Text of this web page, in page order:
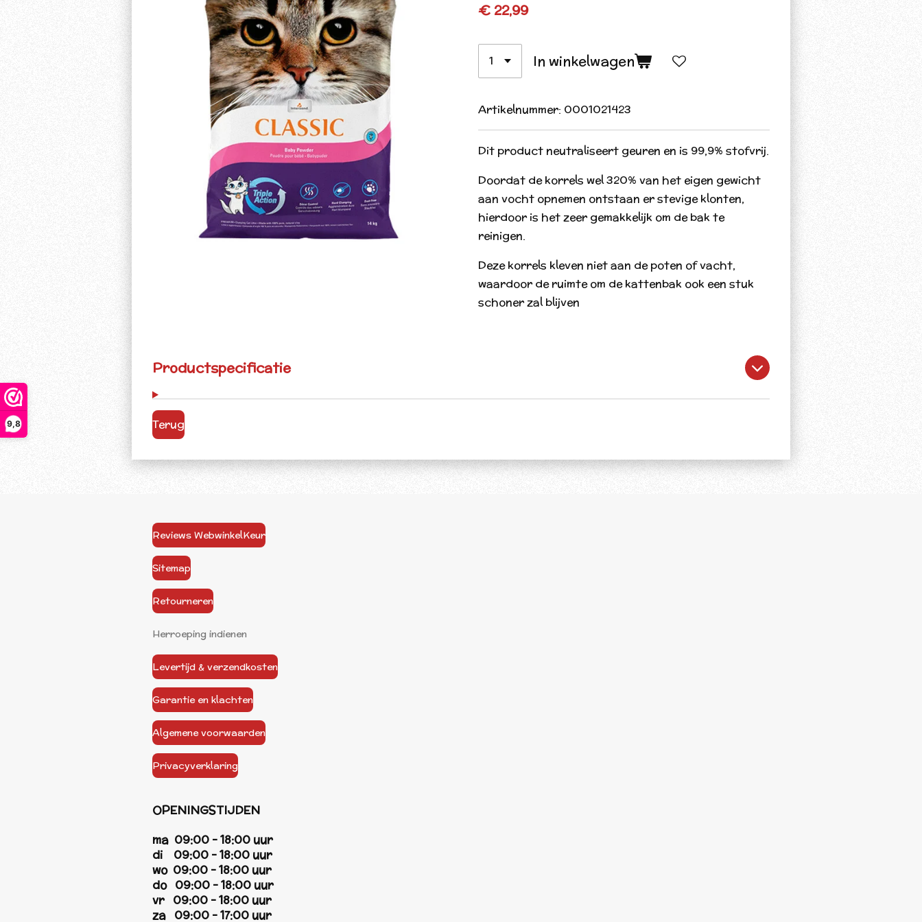
9,8
€ 22,99
In winkelwagen
Artikelnummer: 0001021423
Dit product neutraliseert geuren en is 99,9% stofvrij.
Doordat de korrels wel 320% van het eigen gewicht
aan vocht opnemen ontstaan er stevige klonten,
hierdoor is het zeer gemakkelijk om de bak te
reinigen.
Deze korrels kleven niet aan de poten of vacht,
waardoor de ruimte om de kattenbak ook een stuk
schoner zal blijven
Productspecificatie
Terug
Reviews WebwinkelKeur
Sitemap
Retourneren
Herroeping indienen
Levertijd & verzendkosten
Garantie en klachten
Algemene voorwaarden
Privacyverklaring
OPENINGSTIJDEN
ma 09:00 - 18:00 uur
di 09:00 - 18:00 uur
wo 09:00 - 18:00 uur
do 09:00 - 18:00 uur
vr 09:00 - 18:00 uur
za 09:00 - 17:00 uur